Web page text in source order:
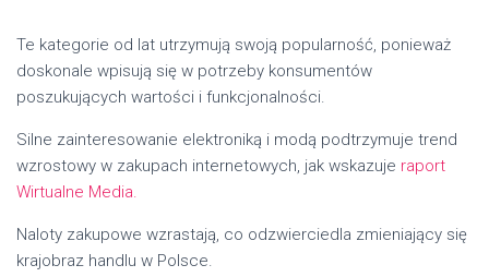
Te kategorie od lat utrzymują swoją popularność, ponieważ
doskonale wpisują się w potrzeby konsumentów
poszukujących wartości i funkcjonalności.
Silne zainteresowanie elektroniką i modą podtrzymuje trend
wzrostowy w zakupach internetowych, jak wskazuje raport
Wirtualne Media.
Naloty zakupowe wzrastają, co odzwierciedla zmieniający się
krajobraz handlu w Polsce.